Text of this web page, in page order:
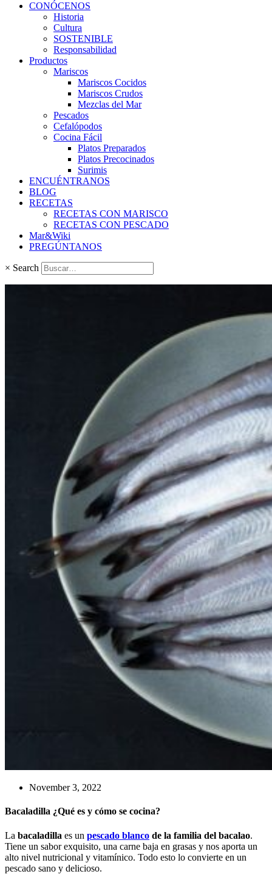
CONÓCENOS
Historia
Cultura
SOSTENIBLE
Responsabilidad
Productos
Mariscos
Mariscos Cocidos
Mariscos Crudos
Mezclas del Mar
Pescados
Cefalópodos
Cocina Fácil
Platos Preparados
Platos Precocinados
Surimis
ENCUÉNTRANOS
BLOG
RECETAS
RECETAS CON MARISCO
RECETAS CON PESCADO
Mar&Wiki
PREGÚNTANOS
× Search
November 3, 2022
Bacaladilla ¿Qué es y cómo se cocina?
La bacaladilla es un pescado blanco de la familia del bacalao.
Tiene un sabor exquisito, una carne baja en grasas y nos aporta un
alto nivel nutricional y vitamínico. Todo esto lo convierte en un
pescado sano y delicioso.